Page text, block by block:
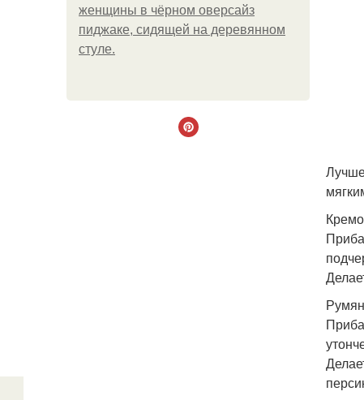
женщины в чёрном оверсайз
пиджаке, сидящей на деревянном
стуле.